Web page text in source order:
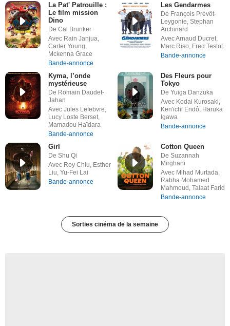
La Pat' Patrouille :
Le film mission
Dino
De Cal Brunker
Avec Rain Janjua,
Carter Young,
Mckenna Grace
Bande-annonce
Les Gendarmes
De François Prévôt-
Leygonie, Stephan
Archinard
Avec Arnaud Ducret,
Marc Riso, Fred Testot
Bande-annonce
Kyma, l’onde
mystérieuse
De Romain Daudet-
Jahan
Avec Jules Lefebvre,
Lucy Loste Berset,
Mamadou Haïdara
Bande-annonce
Des Fleurs pour
Tokyo
De Yuiga Danzuka
Avec Kodai Kurosaki,
Ken'ichi Endô, Haruka
Igawa
Bande-annonce
Girl
De Shu Qi
Avec Roy Chiu, Esther
Liu, Yu-Fei Lai
Bande-annonce
Cotton Queen
De Suzannah
Mirghani
Avec Mihad Murtada,
Rabha Mohamed
Mahmoud, Talaat Farid
Bande-annonce
Sorties cinéma de la semaine